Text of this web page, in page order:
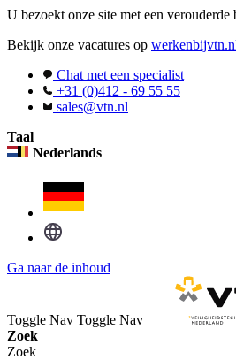
U bezoekt onze site met een
Bekijk onze vacatures op
Chat met een specialist
+31 (0)412 - 69 55 55
sales@vtn.nl
Taal
Nederlands
Ga naar de inhoud
Toggle Nav Toggle Nav
Zoek
Zoek